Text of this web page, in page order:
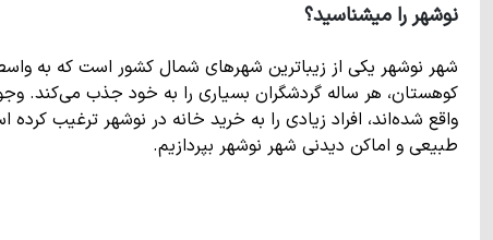
نوشهر را میشناسید؟
شهر نوشهر یکی از زیباترین شهرهای شمال کشور است که به
کوهستان، هر ساله گردشگران بسیاری را به خود جذب می‌کند.
واقع شده‌اند، افراد زیادی را به خرید خانه در نوشهر ترغیب
طبیعی و اماکن دیدنی شهر نوشهر بپردازیم.